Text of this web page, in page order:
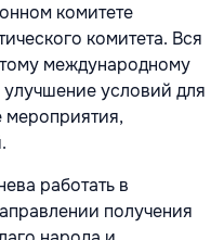
комитете
комитета. Вся
международному
условий для
мероприятия,
работать в
получения